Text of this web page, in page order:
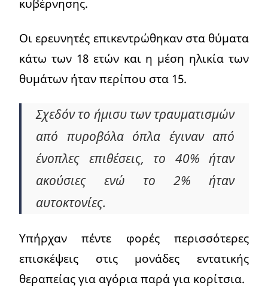
Οι ερευνητές επικεντρώθηκαν στα θύματα
κάτω των 18 ετών και η μέση ηλικία των
θυμάτων ήταν περίπου στα 15.
Σχεδόν το ήμισυ των τραυματισμών
από πυροβόλα όπλα έγιναν από
ένοπλες επιθέσεις, το 40% ήταν
ακούσιες ενώ το 2% ήταν
αυτοκτονίες.
Υπήρχαν πέντε φορές περισσότερες
επισκέψεις στις μονάδες εντατικής
θεραπείας για αγόρια παρά για κορίτσια.